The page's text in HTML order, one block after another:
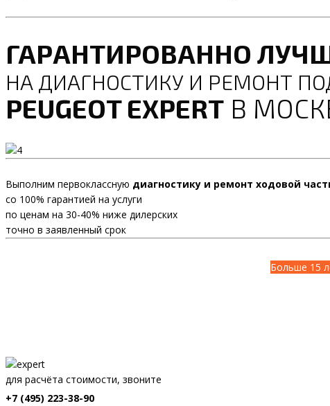
ГАРАНТИРОВАННО
НА ДИАГНОСТИКУ И РЕМОНТ
PEUGEOT EXPERT В
Выполним первоклассную диагностику и ремонт ходовой
со 100% гарантией на услуги
по ценам на 30-40% ниже дилерских
точно в заявленный срок
Больше 15
для расчёта стоимости, звоните
+7 (495) 223-38-90